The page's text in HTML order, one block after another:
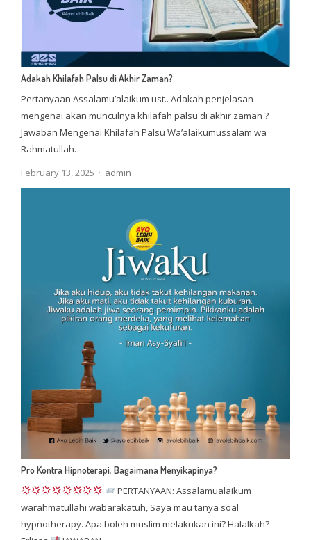
Adakah Khilafah Palsu di Akhir Zaman?
Pertanyaan Assalamu’alaikum ust.. Adakah penjelasan
mengenai akan munculnya khilafah palsu di akhir zaman ?
Jawaban Mengenai Khilafah Palsu Wa’alaikumussalam wa
Rahmatullah…
February 13, 2025
Author
admin
Pro Kontra Hipnoterapi, Bagaimana Menyikapinya?
PERTANYAAN: Assalamualaikum
warahmatullahi wabarakatuh, Saya mau tanya soal
hypnotherapy. Apa boleh muslim melakukan ini? Halalkah?